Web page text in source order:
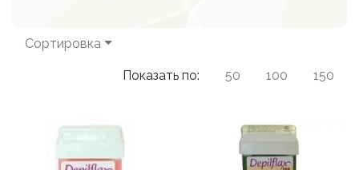
Сортировка
Показать по: 50 100 150